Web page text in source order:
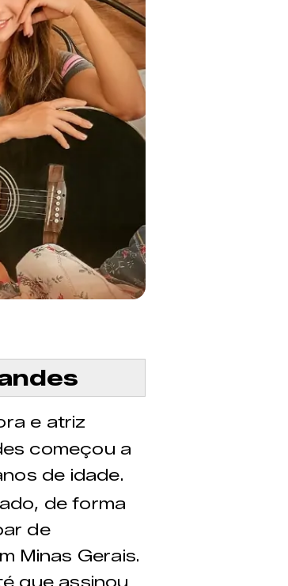
e atriz
começou a
de idade.
de forma
de
Minas Gerais.
que assinou